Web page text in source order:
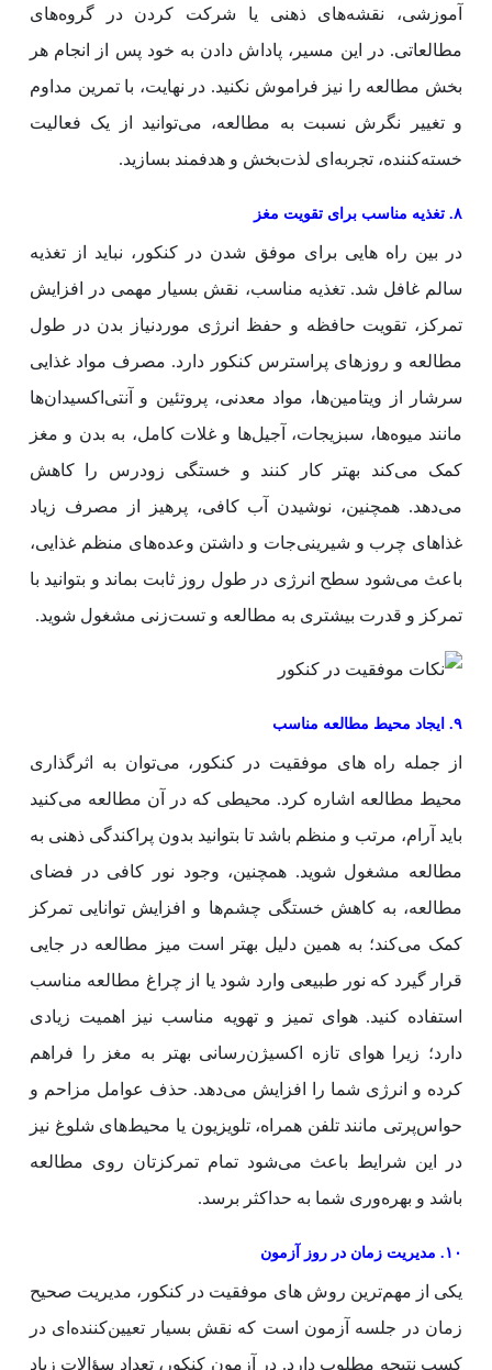
آموزشی، نقشه‌های ذهنی یا شرکت کردن در گروه‌های
مطالعاتی. در این مسیر، پاداش دادن به خود پس از انجام هر
بخش مطالعه را نیز فراموش نکنید. در نهایت، با تمرین مداوم
و تغییر نگرش نسبت به مطالعه، می‌توانید از یک فعالیت
خسته‌کننده، تجربه‌ای لذت‌بخش و هدفمند بسازید.
۸. تغذیه مناسب برای تقویت مغز
در بین راه هایی برای موفق شدن در کنکور، نباید از تغذیه
سالم غافل شد. تغذیه مناسب، نقش بسیار مهمی در افزایش
تمرکز، تقویت حافظه و حفظ انرژی موردنیاز بدن در طول
مطالعه و روزهای پراسترس کنکور دارد. مصرف مواد غذایی
سرشار از ویتامین‌ها، مواد معدنی، پروتئین و آنتی‌اکسیدان‌ها
مانند میوه‌ها، سبزیجات، آجیل‌ها و غلات کامل، به بدن و مغز
کمک می‌کند بهتر کار کنند و خستگی زودرس را کاهش
می‌دهد. همچنین، نوشیدن آب کافی، پرهیز از مصرف زیاد
غذاهای چرب و شیرینی‌جات و داشتن وعده‌های منظم غذایی،
باعث می‌شود سطح انرژی در طول روز ثابت بماند و بتوانید با
تمرکز و قدرت بیشتری به مطالعه و تست‌زنی مشغول شوید.
۹. ایجاد محیط مطالعه مناسب
از جمله راه های موفقیت در کنکور، می‌توان به اثرگذاری
محیط مطالعه اشاره کرد. محیطی که در آن مطالعه می‌کنید
باید آرام، مرتب و منظم باشد تا بتوانید بدون پراکندگی ذهنی به
مطالعه مشغول شوید. همچنین، وجود نور کافی در فضای
مطالعه، به کاهش خستگی چشم‌ها و افزایش توانایی تمرکز
کمک می‌کند؛ به همین دلیل بهتر است میز مطالعه در جایی
قرار گیرد که نور طبیعی وارد شود یا از چراغ مطالعه مناسب
استفاده کنید. هوای تمیز و تهویه مناسب نیز اهمیت زیادی
دارد؛ زیرا هوای تازه اکسیژن‌رسانی بهتر به مغز را فراهم
کرده و انرژی شما را افزایش می‌دهد. حذف عوامل مزاحم و
حواس‌پرتی مانند تلفن همراه، تلویزیون یا محیط‌های شلوغ نیز
در این شرایط باعث می‌شود تمام تمرکزتان روی مطالعه
باشد و بهره‌وری شما به حداکثر برسد.
۱۰. مدیریت زمان در روز آزمون
یکی از مهم‌ترین روش های موفقیت در کنکور، مدیریت صحیح
زمان در جلسه آزمون است که نقش بسیار تعیین‌کننده‌ای در
کسب نتیجه مطلوب دارد. در آزمون کنکور، تعداد سؤالات زیاد